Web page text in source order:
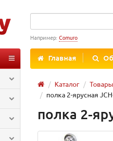
Например: Comuro
Главная
Каталог Товары
полка 2-ярусная
полка 2-